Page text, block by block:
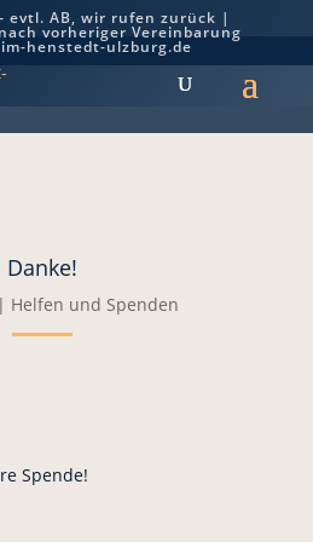
evtl. AB, wir rufen zurück |
vorheriger Vereinbarung
henstedt-ulzburg.de
Danke!
| Helfen und Spenden
Spende!